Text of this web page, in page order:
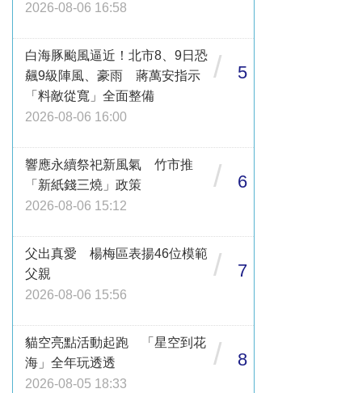
2026-08-06 16:58
白海豚颱風逼近！北市8、9日恐
飆9級陣風、豪雨 蔣萬安指示
「料敵從寬」全面整備
2026-08-06 16:00
/ 5
響應永續祭祀新風氣 竹市推
「新紙錢三燒」政策
2026-08-06 15:12
/ 6
父出真愛 楊梅區表揚46位模範
父親
2026-08-06 15:56
/ 7
貓空亮點活動起跑 「星空到花
海」全年玩透透
2026-08-05 18:33
/ 8